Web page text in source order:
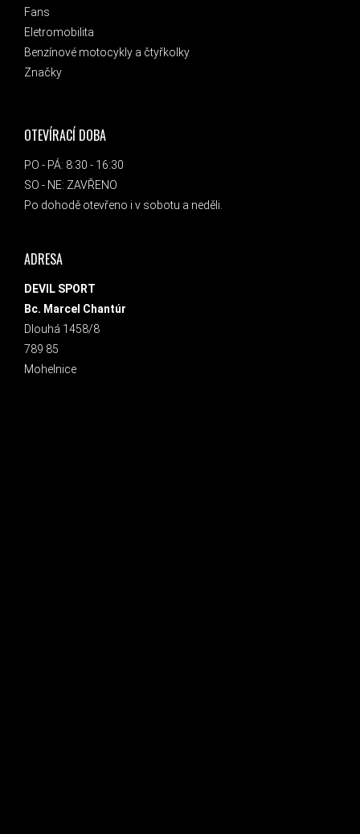
Fans
Eletromobilita
Benzínové motocykly a čtyřkolky
Značky
OTEVÍRACÍ DOBA
PO - PÁ: 8:30 - 16:30
SO - NE: ZAVŘENO
Po dohodě otevřeno i v sobotu a neděli.
ADRESA
DEVIL SPORT
Bc. Marcel Chantúr
Dlouhá 1458/8
789 85
Mohelnice